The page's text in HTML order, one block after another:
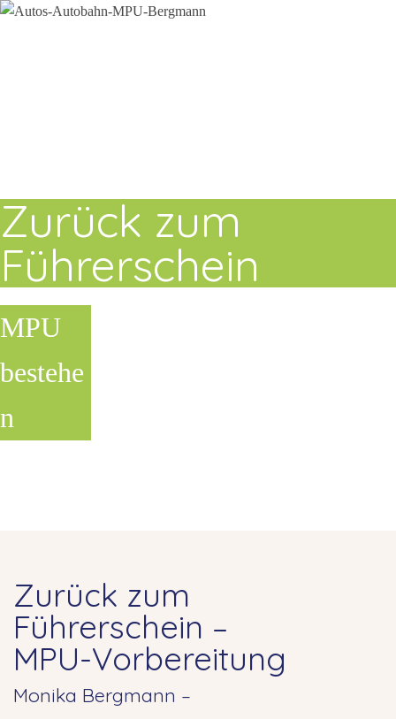
Zurück zum
Führerschein
MPU
bestehe
n
Zurück zum
Führerschein –
MPU-Vorbereitung
Monika Bergmann –